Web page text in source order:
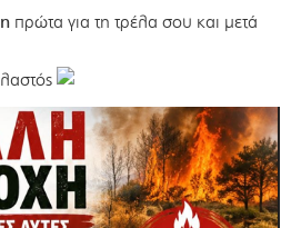
πρώτα για τη τρέλα σου και μετά